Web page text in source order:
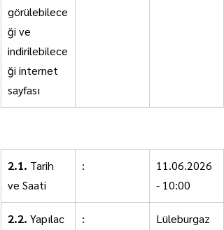
görülebilece
ği ve
indirilebilece
ği internet
sayfası
2.1. Tarih
ve Saati
:
11.06.2026
- 10:00
2.2. Yapılac
:
Lüleburgaz